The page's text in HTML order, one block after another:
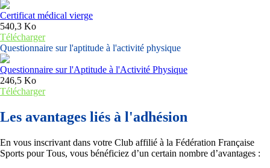
Certificat médical vierge
540,3 Ko
Télécharger
Questionnaire sur l'aptitude à l'activité physique
Questionnaire sur l'Aptitude à l'Activité Physique
246,5 Ko
Télécharger
Les avantages liés à l'adhésion
En vous inscrivant dans votre Club affilié à la Fédération Française
Sports pour Tous, vous bénéficiez d’un certain nombre d’avantages :